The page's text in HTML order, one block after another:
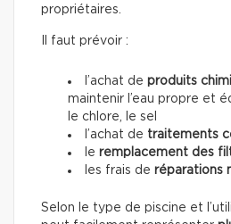
propriétaires.
Il faut prévoir :
l’achat de produits
maintenir l’eau propre et
le chlore, le sel
l’achat de traitements
le remplacement des
les frais de réparations
Selon le type de piscine et